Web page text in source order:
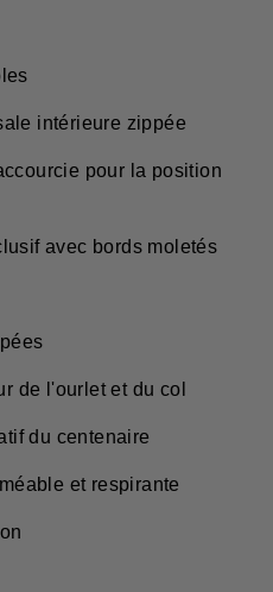
intérieure zippée
pour la position
avec bords moletés
de l'ourlet et du col
du centenaire
et respirante